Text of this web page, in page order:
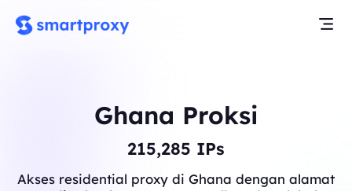
Ghana Proksi
215,285 IPs
Akses residential proxy di Ghana dengan alamat